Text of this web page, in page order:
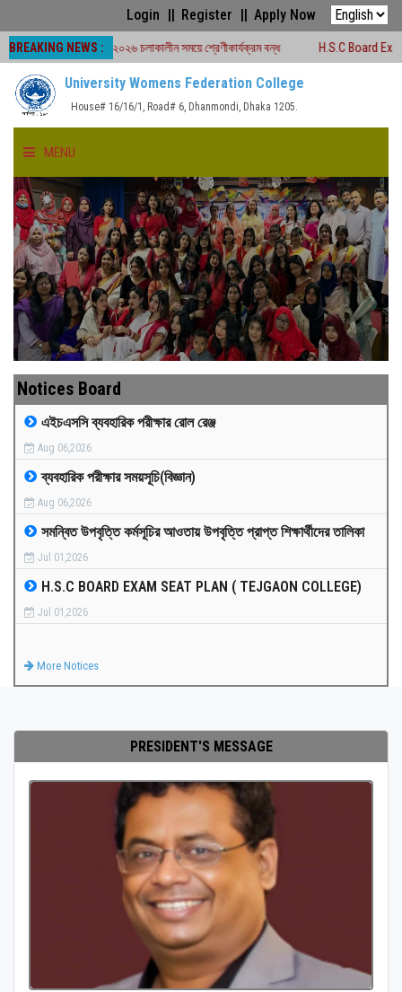
Login Register Apply Now
BREAKING NEWS :
পরীক্ষা -২০২৬ চলাকালীন সময়ে শ্রেণীকার্যক্রম বন্ধ H.S.C Board Exam Seat Plan
University Womens Federation College
House# 16/16/1, Road# 6, Dhanmondi, Dhaka 1205.
MENU
HOME
ABOUT US
FACULTIES
ACADEMICS
GALLERY
MEDIA
PAYMENT
CO-CURRICULUM
RESULTS
Notices Board
এইচএসসি ব্যবহারিক পরীক্ষার রোল রেঞ্জ
Aug 06,2026
ব্যবহারিক পরীক্ষার সময়সূচি(বিজ্ঞান)
Aug 06,2026
সমন্বিত উপবৃত্তি কর্মসূচির আওতায় উপবৃত্তি প্রাপ্ত শিক্ষার্থীদের তালিকা
Jul 01,2026
H.S.C BOARD EXAM SEAT PLAN ( TEJGAON COLLEGE)
Jul 01,2026
More Notices
PRESIDENT'S MESSAGE